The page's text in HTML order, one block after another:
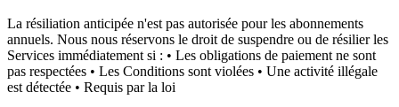
La résiliation anticipée n'est pas autorisée pour les abonnements
annuels. Nous nous réservons le droit de suspendre ou de résilier les
Services immédiatement si : • Les obligations de paiement ne sont
pas respectées • Les Conditions sont violées • Une activité illégale
est détectée • Requis par la loi